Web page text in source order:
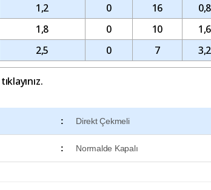
1,2 0 16 0,8
1,8 0 10 1,6
2,5 0 7 3,2
: Direkt Çekmeli
: Normalde Kapalı